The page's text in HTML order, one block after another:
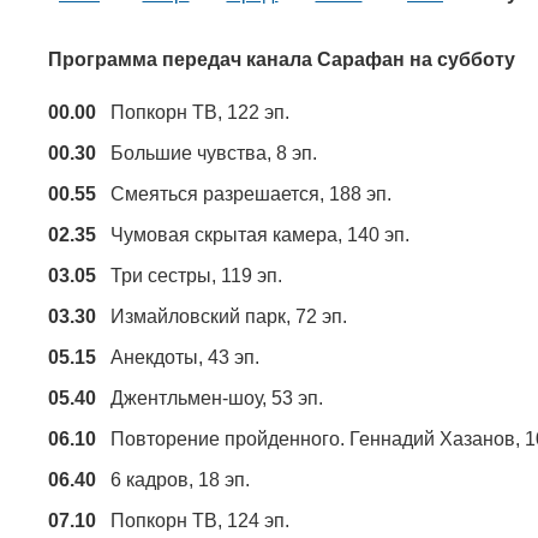
Программа передач канала Сарафан на субботу
00.00 Попкорн ТВ, 122 эп.
00.30 Большие чувства, 8 эп.
00.55 Смеяться разрешается, 188 эп.
02.35 Чумовая скрытая камера, 140 эп.
03.05 Три сестры, 119 эп.
03.30 Измайловский парк, 72 эп.
05.15 Анекдоты, 43 эп.
05.40 Джентльмен-шоу, 53 эп.
06.10 Повторение пройденного. Геннадий Хазанов,
06.40 6 кадров, 18 эп.
07.10 Попкорн ТВ, 124 эп.